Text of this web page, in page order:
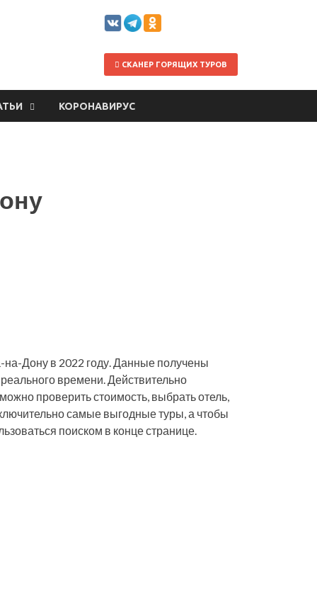
СКАНЕР ГОРЯЩИХ ТУРОВ
КОРОНАВИРУС
Дону в 2022 году. Данные получены
времени. Действительно
проверить стоимость, выбрать отель,
самые выгодные туры, а чтобы
поиском в конце странице.